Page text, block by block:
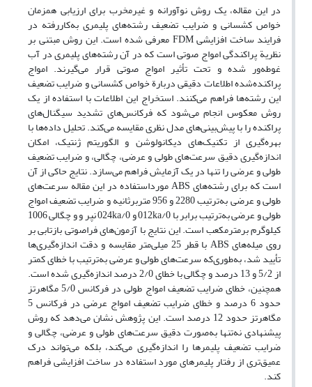
در این مقاله، یک روش نوآورانه و غیرمخرب برای ارزیابی همزمان
خواص کشسانی و ضرایب تضعیف رشته‌های پلیمری به‌کاررفته در
فرایند ساخت افزایشی FDM معرفی شده است. این روش مبتنی بر
نظریة پراکندگی امواج صوتی است که در آن رشته‌های پلیمری در آب
غوطه‌ور شده و تحت تأثیر امواج صوتی قرار می‌گیرند. امواج
پراکنده‌شده اطلاعات دقیقی دربارة خواص کشسانی و ضرایب تضعیف
این رشته‌ها فراهم می‌کنند. استخراج این اطلاعات با استفاده از یک
روش معکوس انجام می‌شود که فرکانس‌های تشدید سیگنال‌های
پراکنده را با پیش‌بینی‌های مدل نظری مقایسه می‌کند. تحلیل داده‌ها با
بهره‌گیری از تکنیک‌های دیکانولوشن و الگوریتم ژنتیک، امکان
اندازه‌گیری دقیق سرعت‌های طولی و عرضی، چگالی، و ضرایب تضعیف
طولی و عرضی را تنها در یک آزمایش فراهم می‌سازد. نتایج حاکی از آن
است که برای رشته‌های ABS مورداستفاده در این مقاله سرعت‌های
طولی و عرضی به‌ترتیب 2280 و 956 متربرثانیه و ضرایب تضعیف امواج
طولی و عرضی به‌ترتیب برابر با 012ka/0 و 024ka/0 نپر و و چگالی 1006
کیلوگرم برمترمکعب است. این نتایج با آزمون‌های فراصوتی بازتابی بر
روی میله‌های ABS با قطر 25 میلی‌متر مقایسه و دقت اندازه‌گیری‌ها
تأیید شد، به‌طوری‌که سرعت‌های طولی و عرضی به‌ترتیب با خطای کمتر
از 5/2 و 13 درصد و چگالی با خطای 2/0 درصد اندازه‌گیری شده است.
همچنین، خطای ضرایب تضعیف امواج طولی در فرکانس 5/0 مگاهرتز
حدود 6 درصد و خطای ضرایب تضعیف امواج عرضی در فرکانس 5
مگاهرتز حدود 12 درصد است. این پژوهش نشان می‌دهد که روش
پیشنهادی نه‌تنها به‌صورت دقیق سرعت‌های طولی و عرضی، چگالی و
ضرایب تضعیف پلیمرها را اندازه‌گیری می‌کند، بلکه می‌تواند درک
عمیق‌تری از رفتار پلیمرهای مورد استفاده در ساخت افزایشی فراهم
کند.